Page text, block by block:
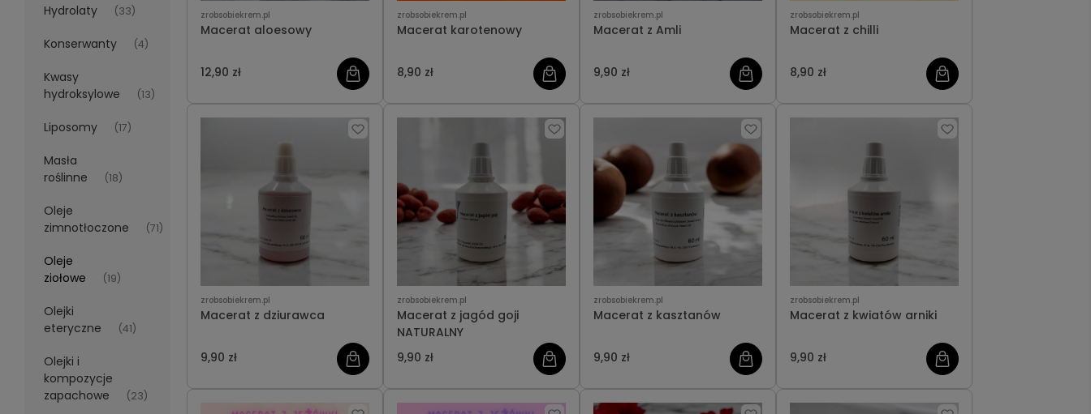
Hydrolaty (33)
Konserwanty (4)
Kwasy
hydroksylowe
(13)
Liposomy (17)
Masła
roślinne
(18)
Oleje
zimnotłoczone
(71)
Oleje
ziołowe
(19)
Olejki
eteryczne
(41)
Olejki i
kompozycje
zapachowe
(23)
zrobsobiekrem.pl
Macerat aloesowy
12,90 zł
zrobsobiekrem.pl
Macerat karotenowy
8,90 zł
zrobsobiekrem.pl
Macerat z Amli
9,90 zł
zrobsobiekrem.pl
Macerat z chilli
8,90 zł
zrobsobiekrem.pl
Macerat z dziurawca
9,90 zł
zrobsobiekrem.pl
Macerat z jagód goji
NATURALNY
9,90 zł
zrobsobiekrem.pl
Macerat z kasztanów
9,90 zł
zrobsobiekrem.pl
Macerat z kwiatów arniki
9,90 zł